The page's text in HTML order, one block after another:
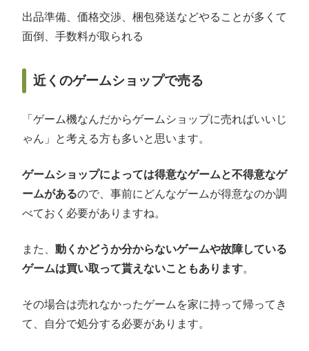
出品準備、価格交渉、梱包発送などやることが多くて
面倒、手数料が取られる
近くのゲームショップで売る
「ゲーム機なんだからゲームショップに売ればいいじ
ゃん」と考える方も多いと思います。
ゲームショップによっては得意なゲームと不得意なゲ
ームがあるので、事前にどんなゲームが得意なのか調
べておく必要がありますね。
また、 動くかどうか分からないゲームや故障している
ゲームは買い取って貰えないこともあります。
その場合は売れなかったゲームを家に持って帰ってき
て、自分で処分する必要があります。